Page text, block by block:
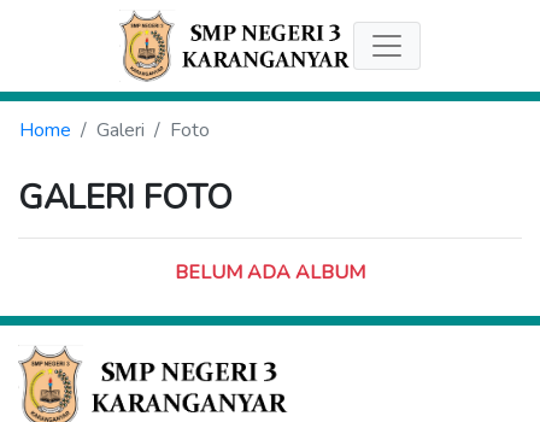
Home Galeri Foto
GALERI FOTO
BELUM ADA ALBUM